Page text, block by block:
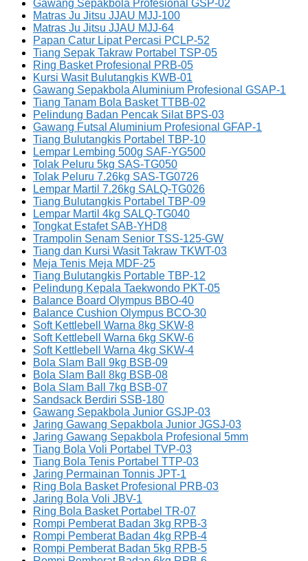
Gawang Sepakbola Profesional GSP-02
Matras Ju Jitsu JJAU MJJ-100
Matras Ju Jitsu JJAU MJJ-64
Papan Catur Lipat Percasi PCLP-52
Tiang Sepak Takraw Portabel TSP-05
Ring Basket Profesional PRB-05
Kursi Wasit Bulutangkis KWB-01
Gawang Sepakbola Aluminium Profesional GSAP-1
Tiang Tanam Bola Basket TTBB-02
Pelindung Badan Pencak Silat BPS-03
Gawang Futsal Aluminium Profesional GFAP-1
Tiang Bulutangkis Portabel TBP-10
Lempar Lembing 500g SAF-YG500
Tolak Peluru 5kg SAS-TG050
Tolak Peluru 7.26kg SAS-TG0726
Lempar Martil 7.26kg SALQ-TG026
Tiang Bulutangkis Portabel TBP-09
Lempar Martil 4kg SALQ-TG040
Tongkat Estafet SAB-YHD8
Trampolin Senam Senior TSS-125-GW
Tiang dan Kursi Wasit Takraw TKWT-03
Meja Tenis Meja MDF-25
Tiang Bulutangkis Portable TBP-12
Pelindung Kepala Taekwondo PKT-05
Balance Board Olympus BBO-40
Balance Cushion Olympus BCO-30
Soft Kettlebell Warna 8kg SKW-8
Soft Kettlebell Warna 6kg SKW-6
Soft Kettlebell Warna 4kg SKW-4
Bola Slam Ball 9kg BSB-09
Bola Slam Ball 8kg BSB-08
Bola Slam Ball 7kg BSB-07
Sandsack Berdiri SSB-180
Gawang Sepakbola Junior GSJP-03
Jaring Gawang Sepakbola Junior JGSJ-03
Jaring Gawang Sepakbola Profesional 5mm
Tiang Bola Voli Portabel TVP-03
Tiang Bola Tenis Portabel TTP-03
Jaring Permainan Tonnis JPT-1
Ring Bola Basket Profesional PRB-03
Jaring Bola Voli JBV-1
Ring Bola Basket Portabel TR-07
Rompi Pemberat Badan 3kg RPB-3
Rompi Pemberat Badan 4kg RPB-4
Rompi Pemberat Badan 5kg RPB-5